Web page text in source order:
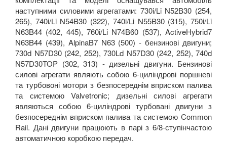
наступними силовими агрегатами: 730i/Li N52B30 (254,
265), 740i/Li N54B30 (322), 740i/Li N55B30 (315), 750i/Li
N63B44 (402, 445), 760i/Li N74B60 (537), ActiveHybrid7
N63B44 (439), AlpinaB7 N63 (500) - бензинові двигуни;
730d N57D30 (242, 252), 730Ld N57D30 (242, 252), 740d
N57D30TOP (302, 313) - дизельні двигуни. Бензинові
силові агрегати являють собою 6-циліндрові поршневі
та турбовоні мотори з безпосереднім вприском палива
та системою Valvetronic; дизельні силові агрегати
являються собою 6-циліндрові турбовані двигуни з
безпосереднім вприском палива та системою Common
Rail. Дані двигуни працюють в парі з 6/8-ступінчастою
автоматичною коробкою передач.